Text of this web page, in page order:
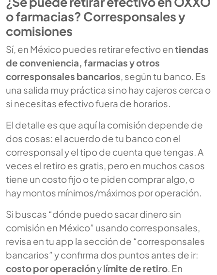
o farmacias? Corresponsales y
comisiones
Sí, en México puedes retirar efectivo entiendas
de conveniencia, farmacias y otros
corresponsales bancarios, según tu banco. Es
una salida muy práctica si no hay cajeros cerca o
si necesitas efectivo fuera de horarios.
El detalle es que aquí la comisión depende de
dos cosas: el acuerdo de tu banco con el
corresponsal y el tipo de cuenta que tengas. A
veces el retiro es gratis, pero en muchos casos
tiene un costo fijo o te piden comprar algo, o
hay montos mínimos/máximos por operación.
Si buscas “dónde puedo sacar dinero sin
comisión en México” usando corresponsales,
revisa en tu app la sección de “corresponsales
bancarios” y confirma dos puntos antes de ir:
costo por operaciónylímite de retiro. En